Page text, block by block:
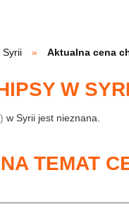
Syrii Aktualna cena
W
w Syrii jest nieznana.
TEMAT